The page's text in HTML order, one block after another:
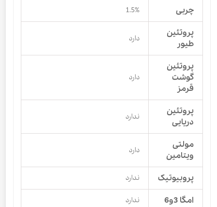
چربی 1.5%
پروتئین
طیور
دارد
پروتئین
گوشت
قرمز
دارد
پروتئین
دریایی
ندارد
مولتی
ویتامین
دارد
پروبیوتیک ندارد
امگا 3و6 ندارد